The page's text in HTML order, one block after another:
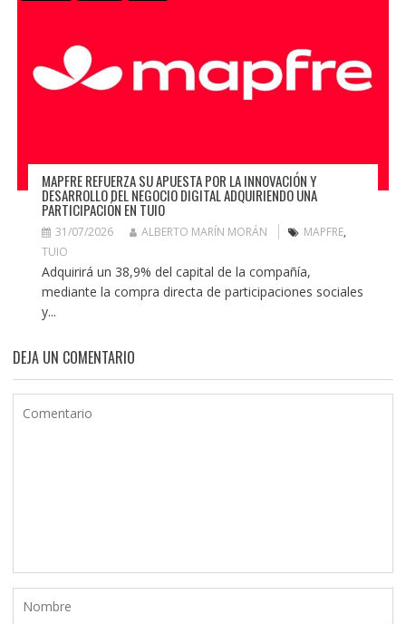
MAPFRE REFUERZA SU APUESTA POR LA INNOVACIÓN Y
DESARROLLO DEL NEGOCIO DIGITAL ADQUIRIENDO UNA
PARTICIPACIÓN EN TUIO
31/07/2026 ALBERTO MARÍN MORÁN MAPFRE,
TUIO
Adquirirá un 38,9% del capital de la compañía,
mediante la compra directa de participaciones sociales
y...
DEJA UN COMENTARIO